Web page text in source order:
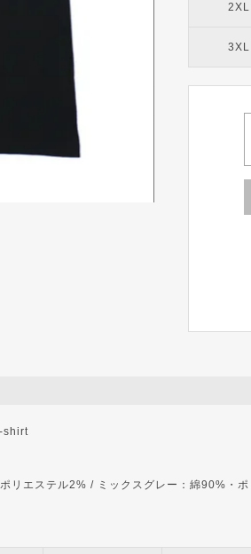
shirt
リエステル2% / ミックスグレー：綿90%・ポ
2XL
3XL